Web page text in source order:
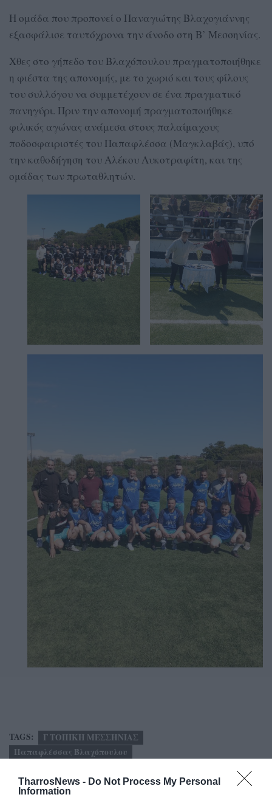
TharrosNews - Do Not Process My Personal
Information
Η ομάδα που προπονεί ο Παναγιώτης Βλαχογιάννης
εξασφάλισε ταυτόχρονα την άνοδο στη Β’ Μεσσηνίας.
Χθες στο γήπεδο του Βλαχόπουλου πραγματοποιήθηκε
η φιέστα της απονομής, με το χωριό και τους φίλους
του συλλόγου να συμμετέχουν σε ένα πραγματικό
πανηγύρι. Πριν την απονομή πραγματοποιήθηκε
φιλικός αγώνας ανάμεσα στους παλαίμαχους
ποδοσφαιριστές του Παπαφλέσσα (Μαγκλαβάς), υπό
την καθοδήγηση του Αλέκου Λυκοτραφίτη, και της
ομάδας των πρωταθλητών.
TAGS:
Γ ΤΟΠΙΚΗ ΜΕΣΣΗΝΙΑΣ
Παπαφλέσσας Βλαχόπουλου